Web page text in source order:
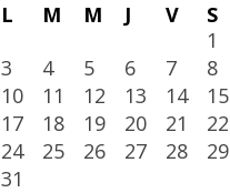
L M M J V S
1
3
4 5 6 7 8
10
11 12 13 14 15
17
18 19 20 21 22
24
25 26 27 28 29
31